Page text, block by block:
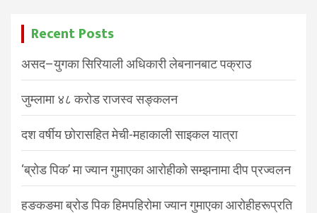
Recent Posts
असद–युगका सिरियाली अधिकारी लेबनानबाट पक्राउ
जुम्लामा ४८ करोड राजस्व सङ्कलन
दश वर्षीय छोरासहित मेची-महाकाली साइकल यात्रा
‘ब्रोड पिक’ मा ज्यान गुमाएका आरोहीको सम्झनामा दीप प्रज्वलन
हङकङमा ब्रोड पिक हिमपहिरोमा ज्यान गुमाएका आरोहीहरूप्रति